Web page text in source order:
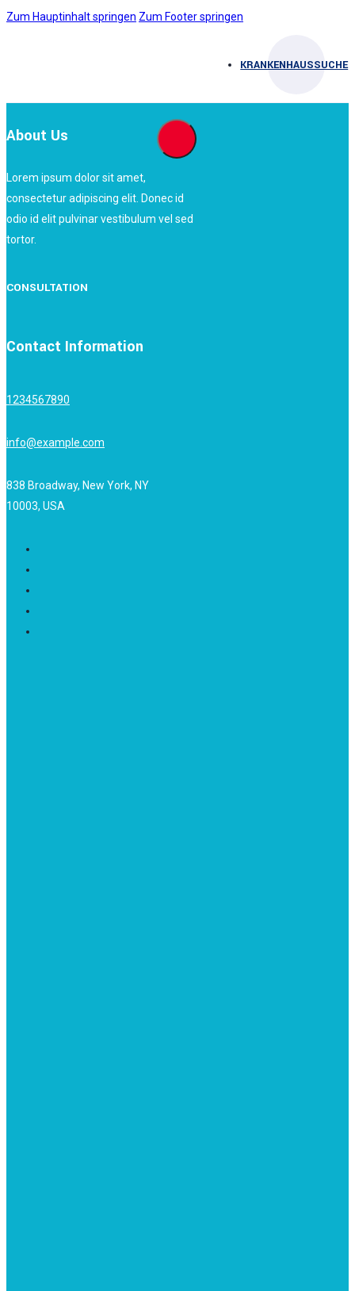
Zum Hauptinhalt springen Zum Footer springen
KRANKENHAUSSUCHE
About Us
Lorem ipsum dolor sit amet,
consectetur adipiscing elit. Donec id
odio id elit pulvinar vestibulum vel sed
tortor.
CONSULTATION
Contact Information
1234567890
info@example.com
838 Broadway, New York, NY
10003, USA